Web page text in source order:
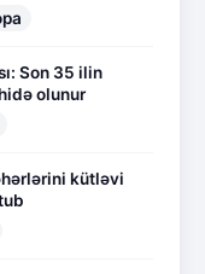
Son 35 ilin
olunur
kütləvi